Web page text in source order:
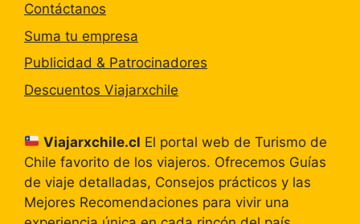
Contáctanos
Suma tu empresa
Publicidad & Patrocinadores
Descuentos Viajarxchile
Viajarxchile.cl El portal web de Turismo de
Chile favorito de los viajeros. Ofrecemos Guías
de viaje detalladas, Consejos prácticos y las
Mejores Recomendaciones para vivir una